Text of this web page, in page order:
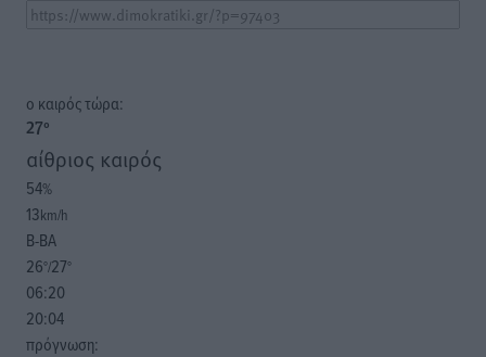
o καιρός τώρα:
27°
αίθριος καιρός
54%
13km/h
Β-ΒΑ
26°/27°
06:20
20:04
πρόγνωση: